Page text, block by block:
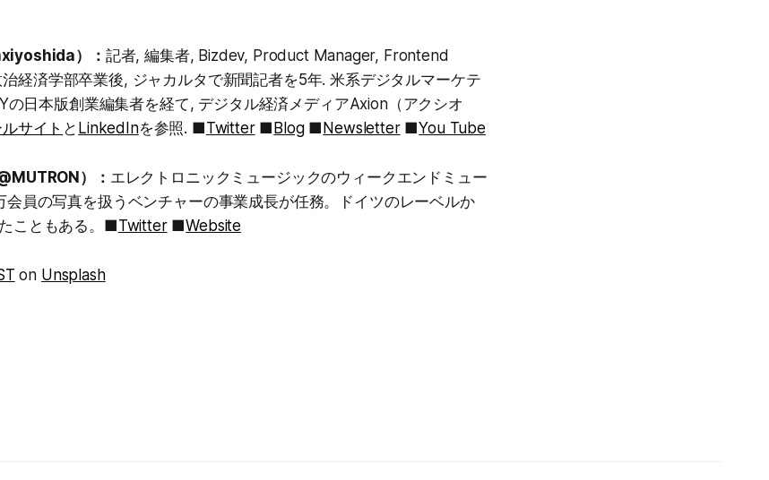
）： 記者, 編集者, Bizdev, Product Manager, Frontend
経済学部卒業後, ジャカルタで新聞記者を5年. 米系デジタルマーケテ
の日本版創業編集者を経て, デジタル経済メディアAxion（アクシオ
サイト と LinkedInを参照. ■Twitter■ Blog■ Newsletter■You Tube
）： エレクトロニックミュージックのウィークエンドミュー
会員の写真を扱うベンチャーの事業成長が任務。ドイツのレーベルか
こともある。■Twitter■Website
on Unsplash